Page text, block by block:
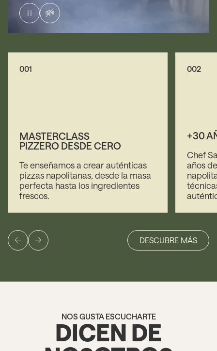
DESCUBRE MÁS
001
MASTERCLASS
PIZZERO DESDE CERO
Te enseñamos a crear auténticas
pizzas napolitanas, desde la masa
perfecta hasta los ingredientes
frescos.
002
+30
Chef
años
NOS GUSTA ESCUCHARTE
DICEN DE